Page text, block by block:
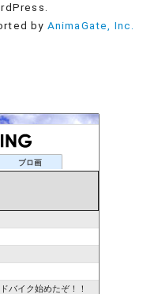
by AnimaGate, Inc.
ブロ画
バイク始めたぞ！！